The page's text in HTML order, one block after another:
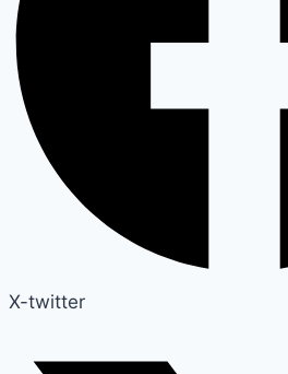
X-twitter